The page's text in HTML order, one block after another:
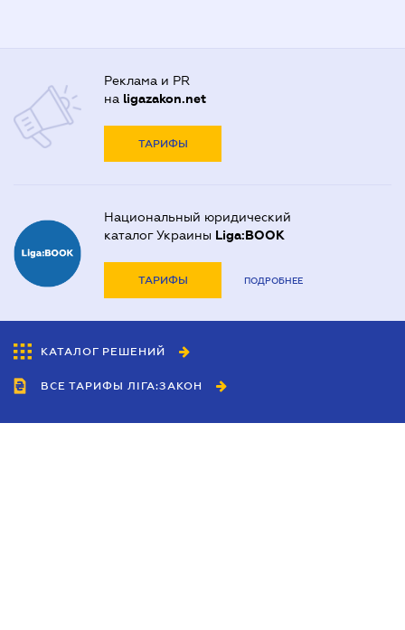
Реклама и PR
на ligazakon.net
ТАРИФЫ
Национальный юридический
каталог Украины Liga:BOOK
ТАРИФЫ ПОДРОБНЕЕ
КАТАЛОГ РЕШЕНИЙ
ВСЕ ТАРИФЫ ЛІГА:ЗАКОН